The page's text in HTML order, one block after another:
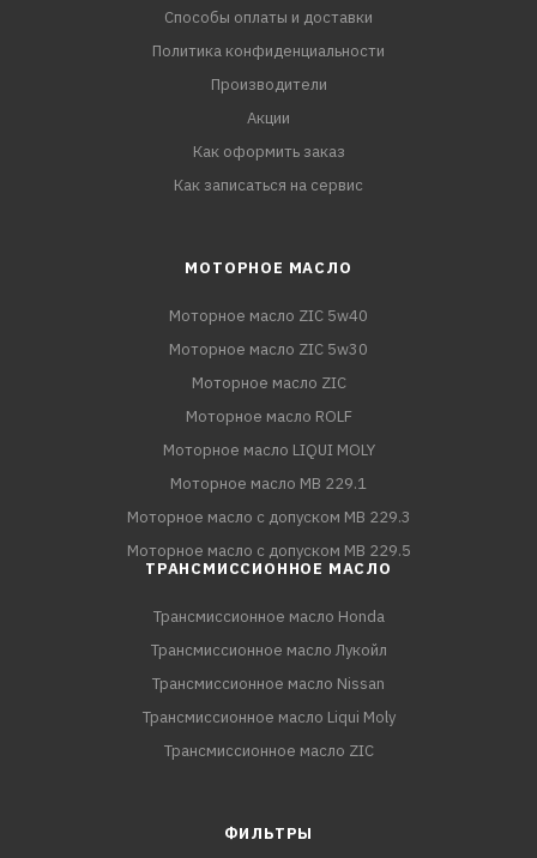
Способы оплаты и доставки
Политика конфиденциальности
Производители
Акции
Как оформить заказ
Как записаться на сервис
МОТОРНОЕ МАСЛО
Моторное масло ZIC 5w40
Моторное масло ZIC 5w30
Моторное масло ZIC
Моторное масло ROLF
Моторное масло LIQUI MOLY
Моторное масло MB 229.1
Моторное масло с допуском MB 229.3
Моторное масло с допуском MB 229.5
ТРАНСМИССИОННОЕ МАСЛО
Трансмиссионное масло Honda
Трансмиссионное масло Лукойл
Трансмиссионное масло Nissan
Трансмиссионное масло Liqui Moly
Трансмиссионное масло ZIC
ФИЛЬТРЫ